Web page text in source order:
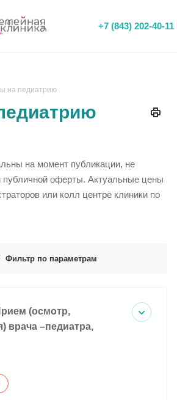
+7 (843) 202-40-11
на педиатрию
на момент публикации, не
публичной оферты. Актуальные цены
или колл центре клиники по
Фильтр по параметрам
(осмотр,
врача –педиатра,